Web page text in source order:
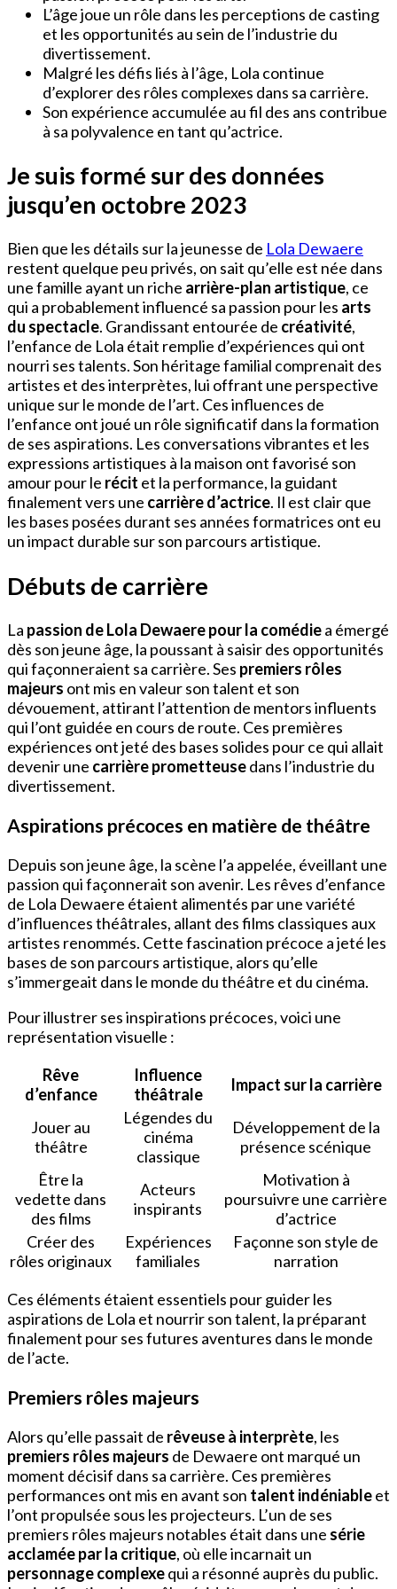
L’âge joue un rôle dans les perceptions de casting
et les opportunités au sein de l’industrie du
divertissement.
Malgré les défis liés à l’âge, Lola continue
d’explorer des rôles complexes dans sa carrière.
Son expérience accumulée au fil des ans contribue
à sa polyvalence en tant qu’actrice.
Je suis formé sur des données
jusqu’en octobre 2023
Bien que les détails sur la jeunesse de Lola Dewaere
restent quelque peu privés, on sait qu’elle est née dans
une famille ayant un riche arrière-plan artistique, ce
qui a probablement influencé sa passion pour les arts
du spectacle. Grandissant entourée de créativité,
l’enfance de Lola était remplie d’expériences qui ont
nourri ses talents. Son héritage familial comprenait des
artistes et des interprètes, lui offrant une perspective
unique sur le monde de l’art. Ces influences de
l’enfance ont joué un rôle significatif dans la formation
de ses aspirations. Les conversations vibrantes et les
expressions artistiques à la maison ont favorisé son
amour pour le récit et la performance, la guidant
finalement vers une carrière d’actrice. Il est clair que
les bases posées durant ses années formatrices ont eu
un impact durable sur son parcours artistique.
Débuts de carrière
La passion de Lola Dewaere pour la comédiea émergé
dès son jeune âge, la poussant à saisir des opportunités
qui façonneraient sa carrière. Ses premiers rôles
majeurs ont mis en valeur son talent et son
dévouement, attirant l’attention de mentors influents
qui l’ont guidée en cours de route. Ces premières
expériences ont jeté des bases solides pour ce qui allait
devenir une carrière prometteusedans l’industrie du
divertissement.
Aspirations précoces en matière de théâtre
Depuis son jeune âge, la scène l’a appelée, éveillant une
passion qui façonnerait son avenir. Les rêves d’enfance
de Lola Dewaere étaient alimentés par une variété
d’influences théâtrales, allant des films classiques aux
artistes renommés. Cette fascination précoce a jeté les
bases de son parcours artistique, alors qu’elle
s’immergeait dans le monde du théâtre et du cinéma.
Pour illustrer ses inspirations précoces, voici une
représentation visuelle :
Rêve
d’enfance
Influence
théâtrale
Impact sur la carrière
Jouer au
théâtre
Légendes du
cinéma
classique
Développement de la
présence scénique
Être la
vedette dans
des films
Acteurs
inspirants
Motivation à
poursuivre une carrière
d’actrice
Créer des
rôles originaux
Expériences
familiales
Façonne son style de
narration
Ces éléments étaient essentiels pour guider les
aspirations de Lola et nourrir son talent, la préparant
finalement pour ses futures aventures dans le monde
de l’acte.
Premiers rôles majeurs
Alors qu’elle passait de rêveuse à interprète, les
premiers rôles majeurs de Dewaere ont marqué un
moment décisif dans sa carrière. Ces premières
performances ont mis en avant son talent indéniableet
l’ont propulsée sous les projecteurs. L’un de ses
premiers rôles majeurs notables était dans une série
acclamée par la critique, où elle incarnait un
personnage complexequi a résonné auprès du public.